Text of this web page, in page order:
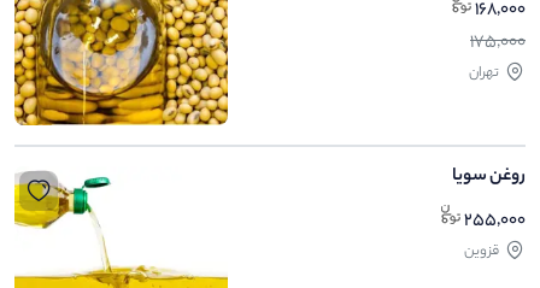
168,000
175,000
تهران
روغن سویا
255,000
قزوین